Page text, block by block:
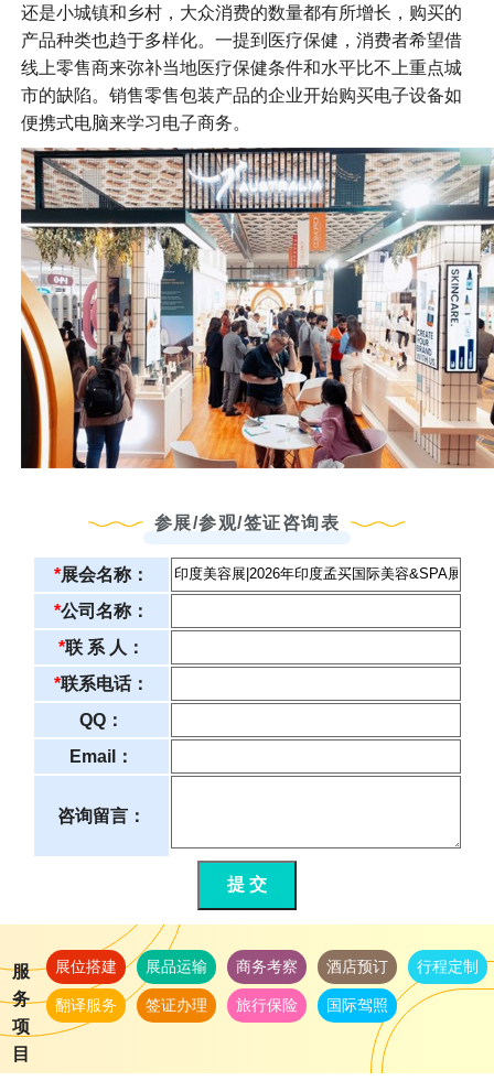
还是小城镇和乡村，大众消费的数量都有所增长，购买的
产品种类也趋于多样化。一提到医疗保健，消费者希望借
线上零售商来弥补当地医疗保健条件和水平比不上重点城
市的缺陷。销售零售包装产品的企业开始购买电子设备如
便携式电脑来学习电子商务。
参展/参观/签证咨询表
*展会名称：
*公司名称：
*联 系 人：
*联系电话：
QQ：
Email：
咨询留言：
提 交
服
务
项
目
展位搭建 展品运输 商务考察 酒店预订 行程定制
翻译服务 签证办理 旅行保险 国际驾照